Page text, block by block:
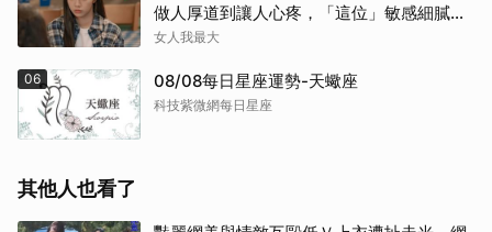
做人厚道到讓人心疼，「這位」敏感細膩搞
得自己不斷內耗
女人我最大
06 08/08每日星座運勢-天蠍座
科技紫微網每日星座
其他人也看了